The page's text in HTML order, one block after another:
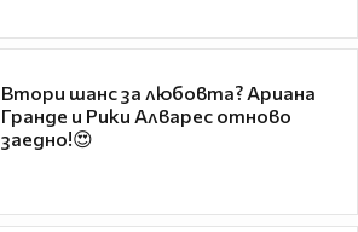
Втори шанс за любовта? Ариана
Гранде и Рики Алварес отново
заедно!😍